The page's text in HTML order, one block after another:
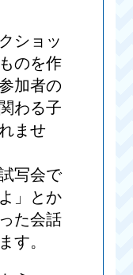
ショッ
のを作
加者の
わる子
ませ
写会で
」とか
た会話
す。